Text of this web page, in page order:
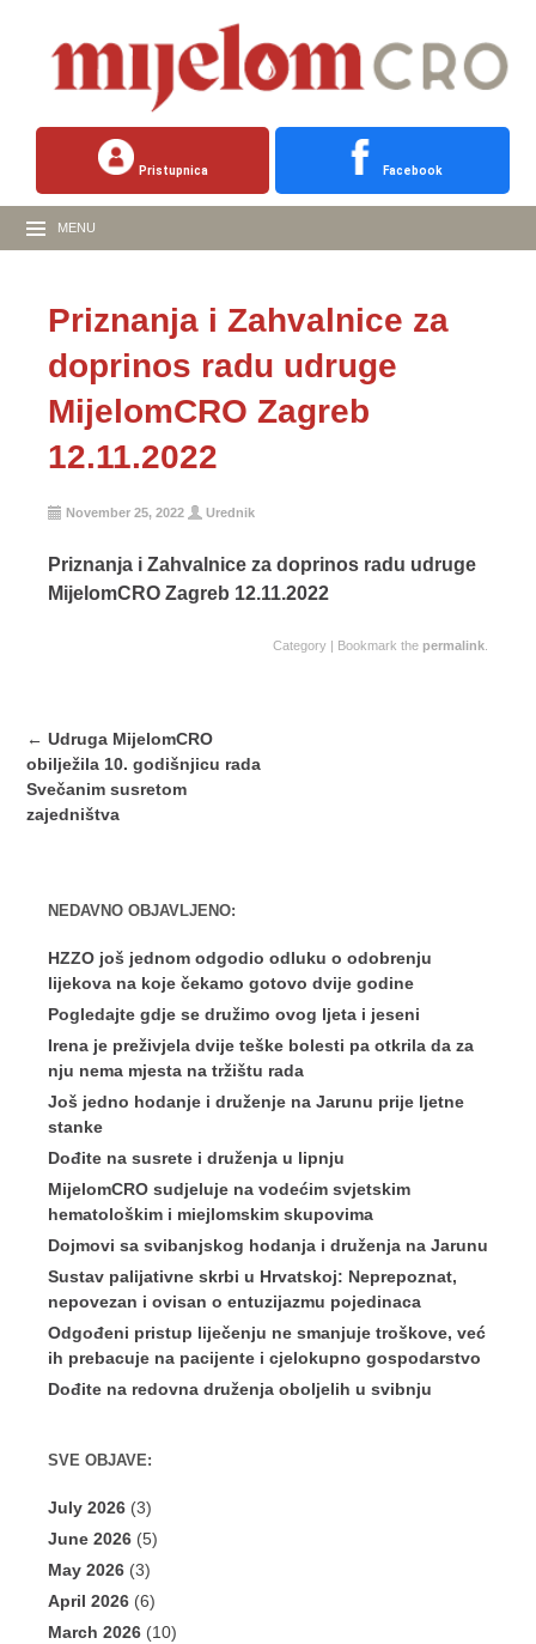
Pristupnica Facebook
MENU
Priznanja i Zahvalnice za
doprinos radu udruge
MijelomCRO Zagreb
12.11.2022
November 25, 2022 Urednik
Priznanja i Zahvalnice za doprinos radu udruge
MijelomCRO Zagreb 12.11.2022
Category | Bookmark the permalink
Post
navigation
← Udruga MijelomCRO
obilježila 10. godišnjicu rada
Svečanim susretom
zajedništva
NEDAVNO OBJAVLJENO:
HZZO još jednom odgodio odluku o odobrenju
lijekova na koje čekamo gotovo dvije godine
Pogledajte gdje se družimo ovog ljeta i jeseni
Irena je preživjela dvije teške bolesti pa otkrila da za
nju nema mjesta na tržištu rada
Još jedno hodanje i druženje na Jarunu prije ljetne
stanke
Dođite na susrete i druženja u lipnju
MijelomCRO sudjeluje na vodećim svjetskim
hematološkim i miejlomskim skupovima
Dojmovi sa svibanjskog hodanja i druženja na Jarunu
Sustav palijativne skrbi u Hrvatskoj: Neprepoznat,
nepovezan i ovisan o entuzijazmu pojedinaca
Odgođeni pristup liječenju ne smanjuje troškove, već
ih prebacuje na pacijente i cjelokupno gospodarstvo
Dođite na redovna druženja oboljelih u svibnju
SVE OBJAVE:
July 2026 (3)
June 2026 (5)
May 2026 (3)
April 2026 (6)
March 2026 (10)